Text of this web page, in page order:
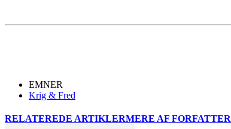
EMNER
Krig & Fred
RELATEREDE ARTIKLERMERE AF FORFATTER